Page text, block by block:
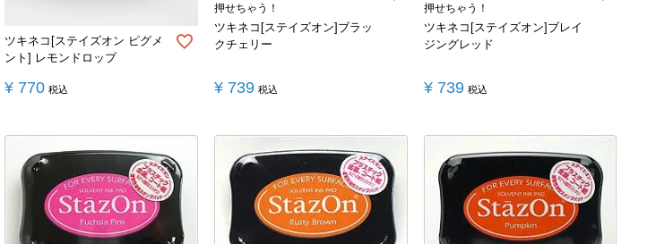
ツキネコ[ステイズオン ピグメ
ント] レモンドロップ
¥ 770 税込
押せちゃう！
ツキネコ[ステイズオン]ブラッ
クチェリー
¥ 739 税込
押せちゃう！
ツキネコ[ステイズオン]ブレイ
ジングレッド
¥ 739 税込